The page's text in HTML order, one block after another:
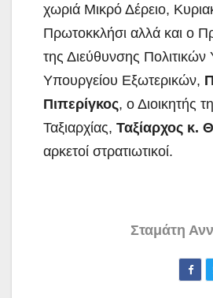
χωριά Μικρό Δέρειο,
Πρωτοκκλήσι αλλά και ο
της Διεύθυνσης
Υπουργείου Εξωτερικών,
Πιπερίγκος, ο Διοικητής
Ταξιαρχίας, Ταξίαρχος κ.
αρκετοί στρατιωτικοί.
Σταμάτη